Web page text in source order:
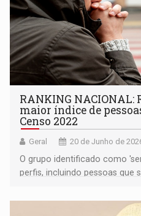
RANKING NACIONAL:
maior índice de
Censo 2022
Geral 20 de Junho de
O grupo identificado como
perfis, incluindo pessoas que